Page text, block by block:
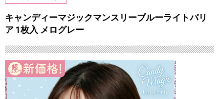
キャンディーマジックマンスリーブルーライトバリ
ア 1枚入 メログレー